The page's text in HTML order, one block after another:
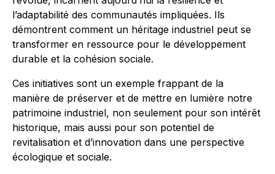
l’adaptabilité des communautés impliquées. Ils
démontrent comment un héritage industriel peut se
transformer en ressource pour le développement
durable et la cohésion sociale.
Ces initiatives sont un exemple frappant de la
manière de préserver et de mettre en lumière notre
patrimoine industriel, non seulement pour son intérêt
historique, mais aussi pour son potentiel de
revitalisation et d’innovation dans une perspective
écologique et sociale.